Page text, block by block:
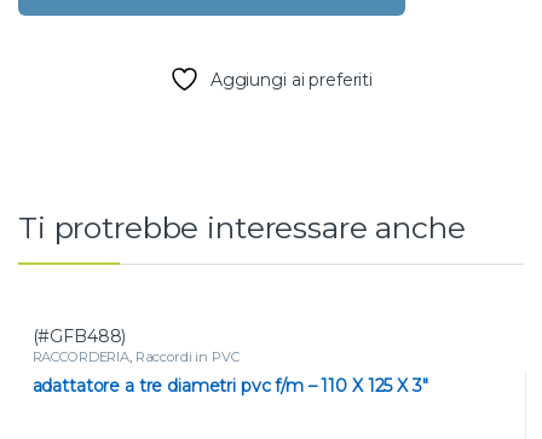
Aggiungi ai preferiti
Ti protrebbe interessare anche
(#GFB488)
RACCORDERIA, Raccordi in PVC
adattatore a tre diametri pvc f/m – 110 X 125 X 3″